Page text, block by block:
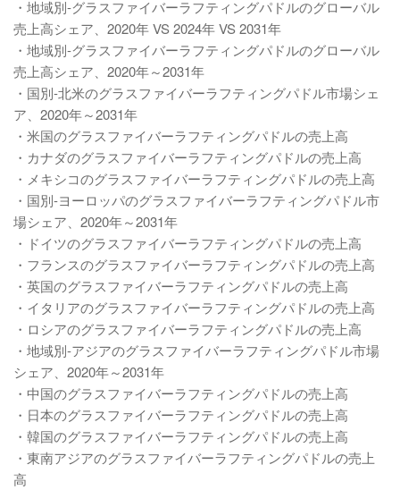
・地域別-グラスファイバーラフティングパドルのグローバル
売上高シェア、2020年 VS 2024年 VS 2031年
・地域別-グラスファイバーラフティングパドルのグローバル
売上高シェア、2020年～2031年
・国別-北米のグラスファイバーラフティングパドル市場シェ
ア、2020年～2031年
・米国のグラスファイバーラフティングパドルの売上高
・カナダのグラスファイバーラフティングパドルの売上高
・メキシコのグラスファイバーラフティングパドルの売上高
・国別-ヨーロッパのグラスファイバーラフティングパドル市
場シェア、2020年～2031年
・ドイツのグラスファイバーラフティングパドルの売上高
・フランスのグラスファイバーラフティングパドルの売上高
・英国のグラスファイバーラフティングパドルの売上高
・イタリアのグラスファイバーラフティングパドルの売上高
・ロシアのグラスファイバーラフティングパドルの売上高
・地域別-アジアのグラスファイバーラフティングパドル市場
シェア、2020年～2031年
・中国のグラスファイバーラフティングパドルの売上高
・日本のグラスファイバーラフティングパドルの売上高
・韓国のグラスファイバーラフティングパドルの売上高
・東南アジアのグラスファイバーラフティングパドルの売上
高